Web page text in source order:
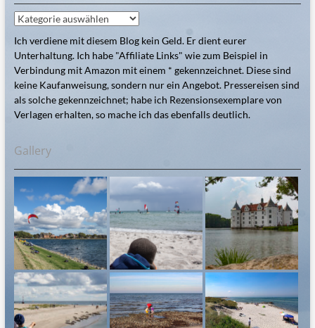
Kategorien
Ich verdiene mit diesem Blog kein Geld. Er dient eurer
Unterhaltung. Ich habe "Affiliate Links" wie zum Beispiel in
Verbindung mit Amazon mit einem * gekennzeichnet. Diese sind
keine Kaufanweisung, sondern nur ein Angebot. Pressereisen sind
als solche gekennzeichnet; habe ich Rezensionsexemplare von
Verlagen erhalten, so mache ich das ebenfalls deutlich.
Gallery